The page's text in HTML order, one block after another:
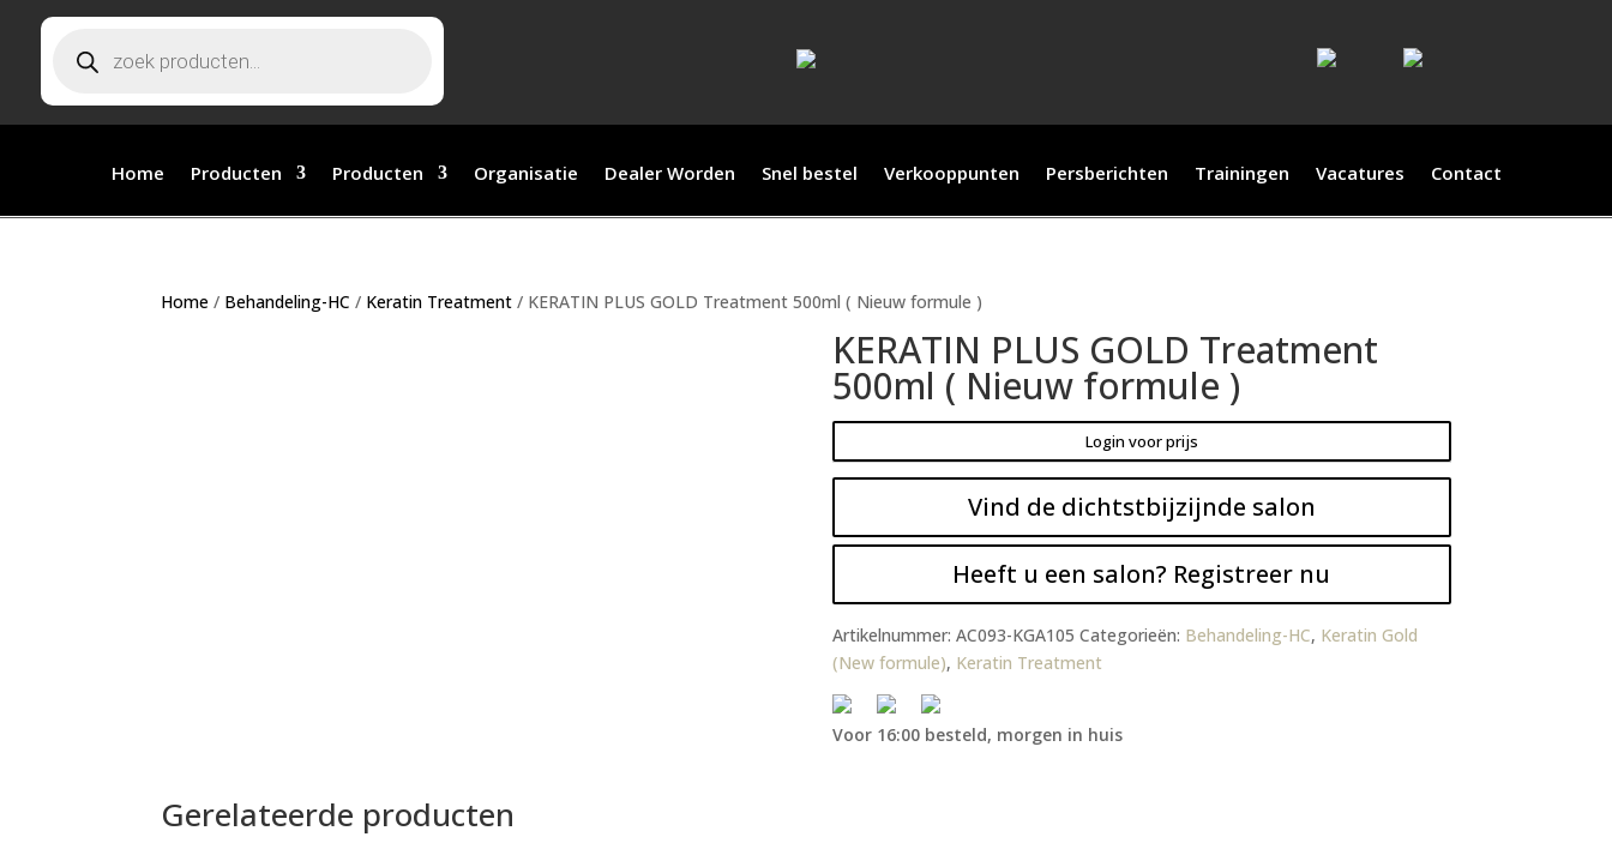
Home Producten Producten Organisatie Dealer Worden Snel bestel Verkooppunten Persberichten Trainingen Vacatures Contact
Home / Behandeling-HC / Keratin Treatment / KERATIN PLUS GOLD Treatment 500ml ( Nieuw formule )
KERATIN PLUS GOLD Treatment
500ml ( Nieuw formule )
Login voor prijs
Vind de dichtstbijzijnde salon
Heeft u een salon? Registreer nu
Artikelnummer: AC093-KGA105 Categorieën: Behandeling-HC, Keratin Gold
(New formule), Keratin Treatment
Voor 16:00 besteld, morgen in huis
Gerelateerde producten